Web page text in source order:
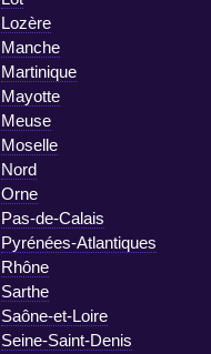
Lozère
Manche
Martinique
Mayotte
Meuse
Moselle
Nord
Orne
Pas-de-Calais
Pyrénées-Atlantiques
Rhône
Sarthe
Saône-et-Loire
Seine-Saint-Denis